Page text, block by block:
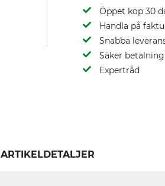
Öppet köp 30
Handla på
Snabba
Säker betalning
Expertråd
ARTIKELDETALJER